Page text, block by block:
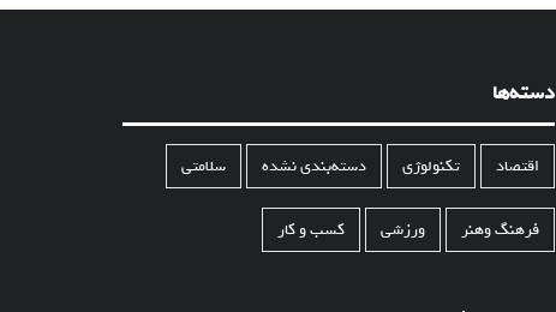
دسته‌ها
اقتصاد تکنولوژی دسته‌بندی نشده سلامتی
فرهنگ وهنر ورزشی کسب و کار